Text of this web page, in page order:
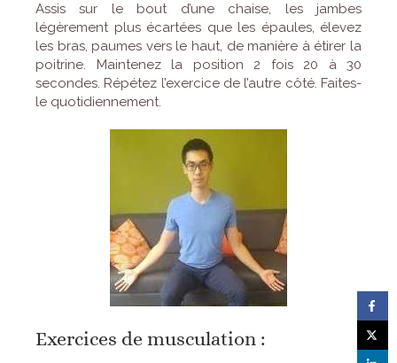
Assis sur le bout d’une chaise, les jambes
légèrement plus écartées que les épaules, élevez
les bras, paumes vers le haut, de manière à étirer la
poitrine. Maintenez la position 2 fois 20 à 30
secondes. Répétez l’exercice de l’autre côté. Faites-
le quotidiennement.
Exercices de musculation :